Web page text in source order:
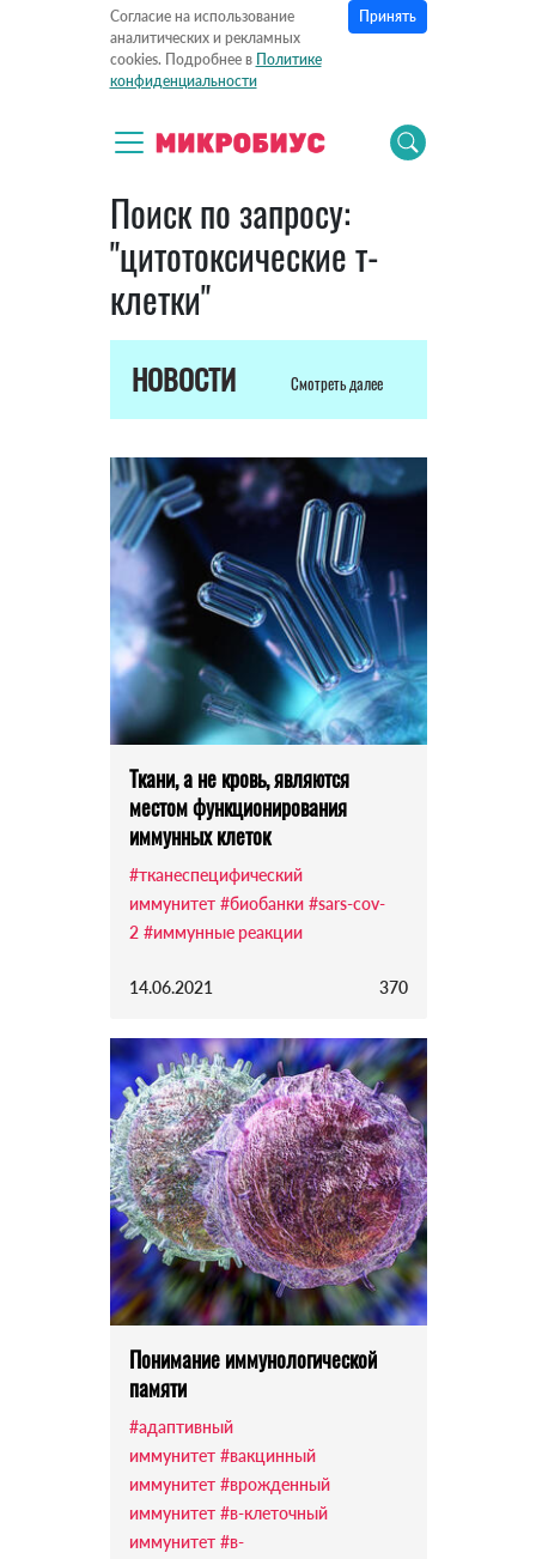
Согласие на использование
аналитических и рекламных
cookies. Подробнее в Политике
конфиденциальности
Принять
Поиск по запросу:
"цитотоксические т-
клетки"
НОВОСТИ Смотреть далее
Ткани, а не кровь, являются
местом функционирования
иммунных клеток
#тканеспецифический
иммунитет #биобанки #sars-cov-
2 #иммунные реакции
14.06.2021 370
Понимание иммунологической
памяти
#адаптивный
иммунитет #вакцинный
иммунитет #врожденный
иммунитет #в-клеточный
иммунитет #в-